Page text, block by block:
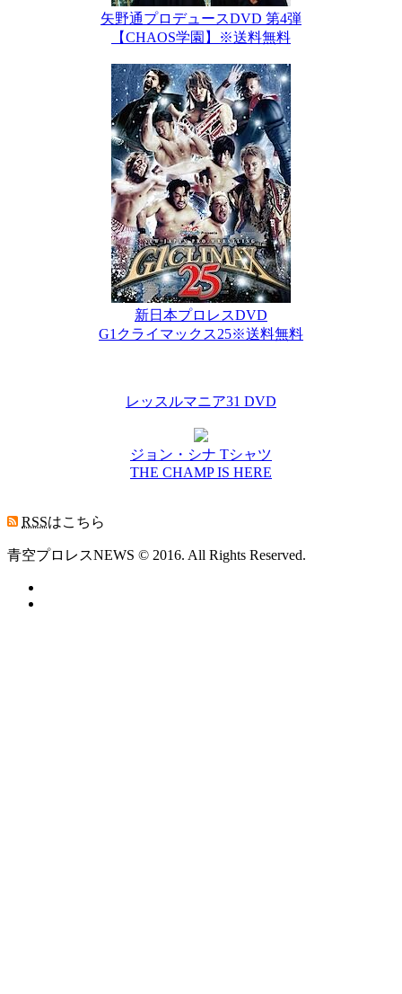
矢野通プロデュースDVD 第4弾
【CHAOS学園】※送料無料
新日本プロレスDVD
G1クライマックス25※送料無料
レッスルマニア31 DVD
ジョン・シナ Tシャツ
THE CHAMP IS HERE
RSSはこちら
青空プロレスNEWS © 2016. All Rights Reserved.